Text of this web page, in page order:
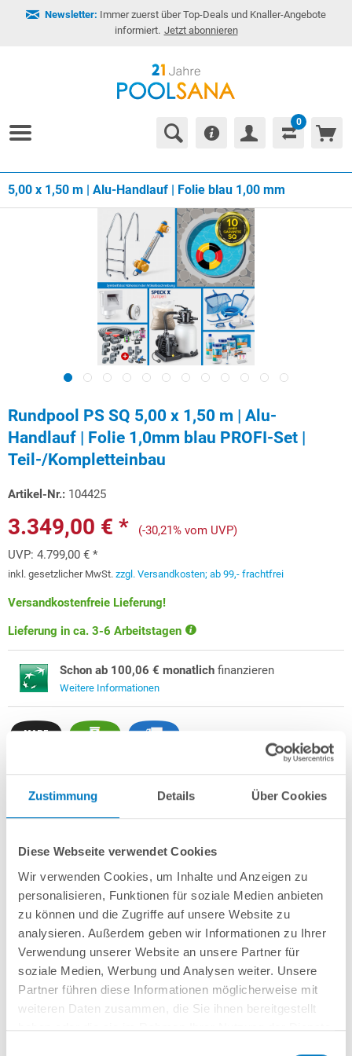
Zustimmung Details Über Cookies
Diese Webseite verwendet Cookies
Wir verwenden Cookies, um Inhalte und Anzeigen zu
personalisieren, Funktionen für soziale Medien anbieten
zu können und die Zugriffe auf unsere Website zu
analysieren. Außerdem geben wir Informationen zu Ihrer
Verwendung unserer Website an unsere Partner für
soziale Medien, Werbung und Analysen weiter. Unsere
Partner führen diese Informationen möglicherweise mit
weiteren Daten zusammen, die Sie ihnen bereitgestellt
Newsletter: Immer zuerst über Top-Deals und Knaller-Angebote
informiert. Jetzt abonnieren
0
5,00 x 1,50 m | Alu-Handlauf | Folie blau 1,00 mm
Rundpool PS SQ 5,00 x 1,50 m | Alu-
Handlauf | Folie 1,0mm blau PROFI-Set |
Teil-/Kompletteinbau
Artikel-Nr.: 104425
3.349,00 € *
(-30,21% vom UVP)
UVP: 4.799,00 € *
inkl. gesetzlicher MwSt. zzgl. Versandkosten; ab 99,- frachtfrei
Versandkostenfreie Lieferung!
Lieferung in ca. 3-6 Arbeitstagen
Schon ab 100,06 € monatlich finanzieren
Weitere Informationen
Stahlwand-Rundbecken SANASQ -Made Germany- bestehend
Kunststoff.
Als PROFI-Setinkl.:
POOLSANA UV-C Entkeimungsgerät 75 W : Reduziert den
Wasserpflegebedarf deutlich!
Unterlegvlies 500 g/m²
Einbauskimmer und Einlaufdüse
SandfilteranlagePOOLSANAPRO PRIME 500 / SPECK PP 9( Made in